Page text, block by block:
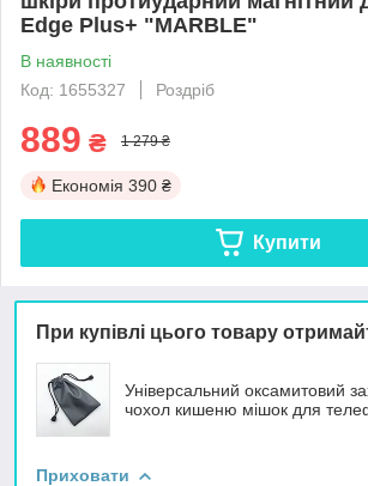
Edge Plus+ "MARBLE"
В наявності
Код: 1655327
Роздріб
889 ₴ 1 279 ₴
Економія 390 ₴
Купити
При купівлі цього товару
Універсальний оксамитовий
чохол кишеню мішок для
Приховати